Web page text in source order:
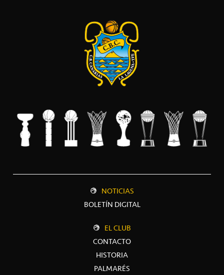
NOTICIAS
BOLETÍN DIGITAL
EL CLUB
CONTACTO
HISTORIA
PALMARÉS